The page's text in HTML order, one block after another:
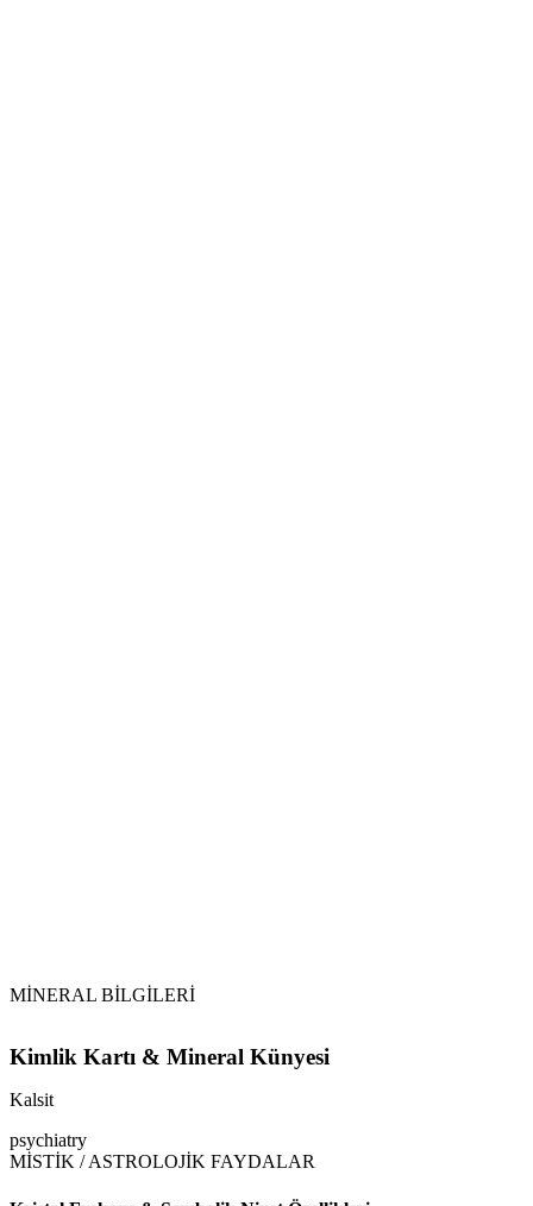
MİNERAL BİLGİLERİ
Kimlik Kartı & Mineral Künyesi
Kalsit
psychiatry
MİSTİK / ASTROLOJİK FAYDALAR